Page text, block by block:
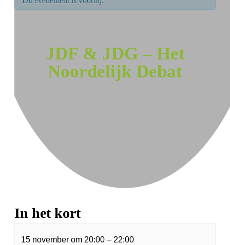
JDF & JDG – Het
Noordelijk Debat
In het kort
15 november om 20:00 – 22:00